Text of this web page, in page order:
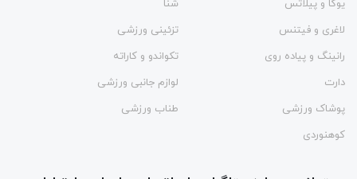
یوگا و پیلاتس
شنا
لاغری و فیتنس
تزئینی ورزشی
رانینگ و پیاده روی
تکواندو و کاراته
دارت
لوازم جانبی ورزشی
پوشاک ورزشی
طناب ورزشی
کوهنوردی